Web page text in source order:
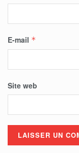
E-mail *
Site web